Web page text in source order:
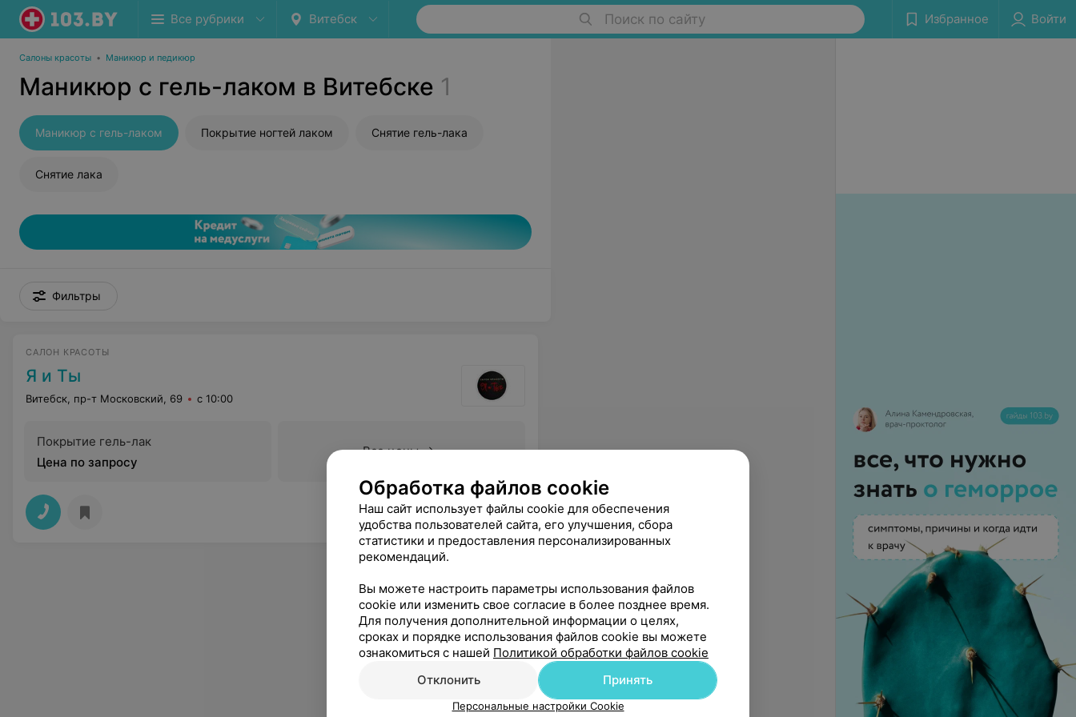
Все рубрики Витебск Поиск по сайту Избранное Войти
Салоны красоты • Маникюр и педикюр
Маникюр с гель-лаком в Витебске 1
Маникюр с гель-лаком Покрытие ногтей лаком Снятие гель-лака
Снятие лака
Фильтры
САЛОН КРАСОТЫ
Я и Ты
Витебск, пр-т Московский, 69 с 10:00
Покрытие гель-лак
Цена по запросу
Все цены
Обработка файлов cookie
Наш сайт использует файлы cookie для обеспечения
удобства пользователей сайта, его улучшения, сбора
статистики и предоставления персонализированных
рекомендаций.
Вы можете настроить параметры использования файлов
cookie или изменить свое согласие в более позднее время.
Для получения дополнительной информации о целях,
сроках и порядке использования файлов cookie вы можете
ознакомиться с нашей Политикой обработки файлов cookie
Отклонить
Принять
Персональные настройки Cookie